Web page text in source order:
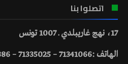
اتصلوا بنا
17، نهج غاريبلدي ـ 1007 تونس
الهاتف :71341066 – 71335025 – 71336386